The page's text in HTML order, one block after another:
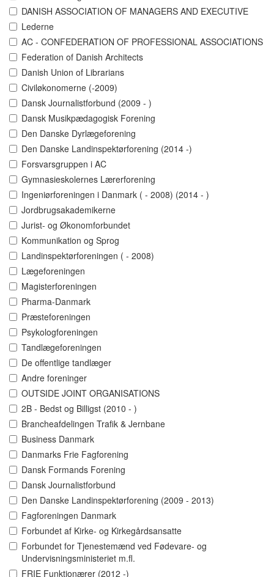
DANISH ASSOCIATION OF MANAGERS AND EXECUTIVE
Lederne
AC - CONFEDERATION OF PROFESSIONAL ASSOCIATIONS
Federation of Danish Architects
Danish Union of Librarians
Civiløkonomerne (-2009)
Dansk Journalistforbund (2009 - )
Dansk Musikpædagogisk Forening
Den Danske Dyrlægeforening
Den Danske Landinspektørforening (2014 -)
Forsvarsgruppen i AC
Gymnasieskolernes Lærerforening
Ingeniørforeningen i Danmark ( - 2008) (2014 - )
Jordbrugsakademikerne
Jurist- og Økonomforbundet
Kommunikation og Sprog
Landinspektørforeningen ( - 2008)
Lægeforeningen
Magisterforeningen
Pharma-Danmark
Præsteforeningen
Psykologforeningen
Tandlægeforeningen
De offentlige tandlæger
Andre foreninger
OUTSIDE JOINT ORGANISATIONS
2B - Bedst og Billigst (2010 - )
Brancheafdelingen Trafik & Jernbane
Business Danmark
Danmarks Frie Fagforening
Dansk Formands Forening
Dansk Journalistforbund
Den Danske Landinspektørforening (2009 - 2013)
Fagforeningen Danmark
Forbundet af Kirke- og Kirkegårdsansatte
Forbundet for Tjenestemænd ved Fødevare- og
Undervisningsministeriet m.fl.
FRIE Funktionærer (2012 -)